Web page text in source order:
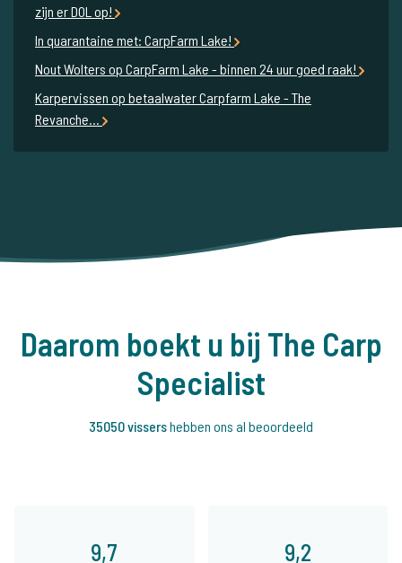
zijn er DOL op!
In quarantaine met: CarpFarm Lake!
Nout Wolters op CarpFarm Lake - binnen 24 uur goed raak!
Karpervissen op betaalwater Carpfarm Lake - The
Revanche...
Daarom boekt u bij The Carp
Specialist
35050 vissershebben ons al beoordeeld
9,7 9,2